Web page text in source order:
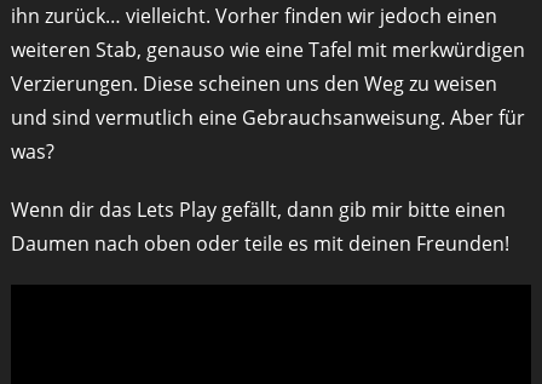
ihn zurück… vielleicht. Vorher finden wir jedoch einen
weiteren Stab, genauso wie eine Tafel mit merkwürdigen
Verzierungen. Diese scheinen uns den Weg zu weisen
und sind vermutlich eine Gebrauchsanweisung. Aber für
was?
Wenn dir das Lets Play gefällt, dann gib mir bitte einen
Daumen nach oben oder teile es mit deinen Freunden!